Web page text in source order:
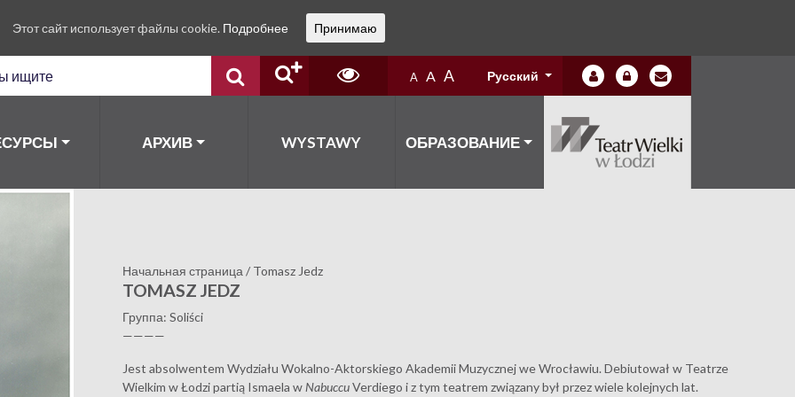
A A A Русский
АРХИВ WYSTAWY ОБРАЗОВАНИЕ
Начальная страница / Tomasz Jedz
TOMASZ JEDZ
Группа: Soliści
————
Jest absolwentem Wydziału Wokalno-Aktorskiego Akademii Muzycznej we Wrocławiu. Debiutował w Teatrze
Wielkim w Łodzi partią Ismaela w NabuccuVerdiego i z tym teatrem związany był przez wiele kolejnych lat.
Этот сайт использует файлы cookie. Подробнее Принимаю